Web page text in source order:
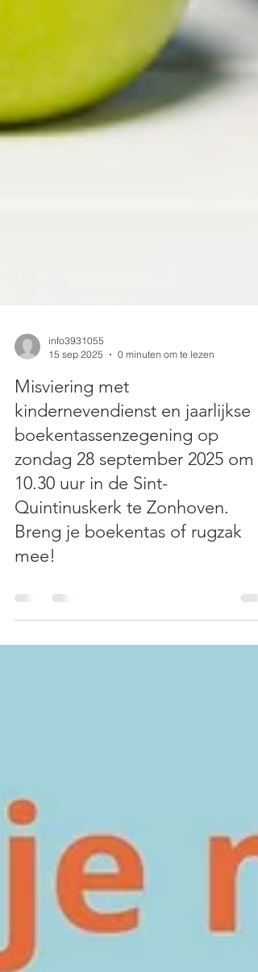
15 sep 2025
0 minuten om te lezen
Misviering met
kindernevendienst en jaarlijkse
boekentassenzegening op
zondag 28 september 2025 om
10.30 uur in de Sint-
Quintinuskerk te Zonhoven.
Breng je boekentas of rugzak